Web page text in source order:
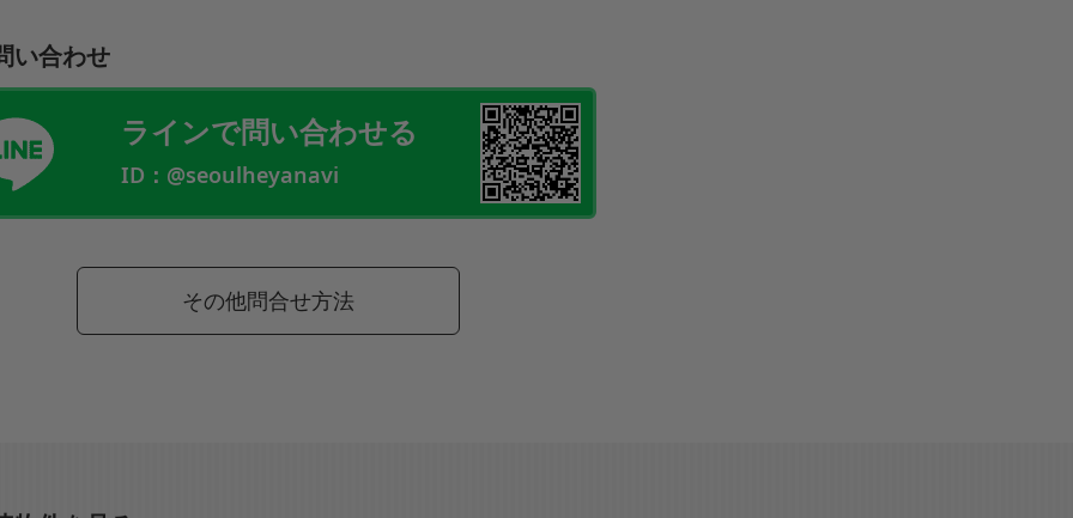
い合わせ
ラインで問い合わせる
ID：@seoulheyanavi
その他問合せ方法